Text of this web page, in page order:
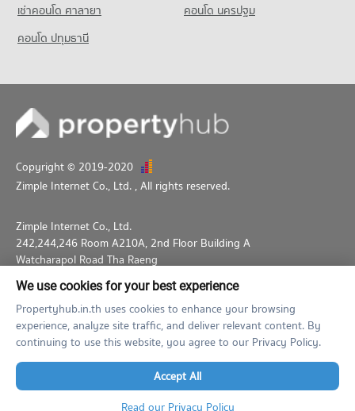
เช่าคอนโด ศาลายา
คอนโด นครปฐม
คอนโด ปทุมธานี
Copyright © 2019-2020
Zimple Internet Co., Ltd. , All rights reserved.
Zimple Internet Co., Ltd.
242,244,246 Room A210A, 2nd Floor Building A
Watcharapol Road Tha Raeng
Bang Khen Bangkok 10230
02-026-3049
support@propertyhub.in.th
Term of Service
Privacy Policy Contact
Verified by
We use cookies for your best experience
Propertyhub.in.th uses cookies to enhance your browsing
experience, analyze site traffic, and deliver relevant content. By
continuing to use this website, you agree to our Privacy Policy.
Accept All
Read our Privacy Policy